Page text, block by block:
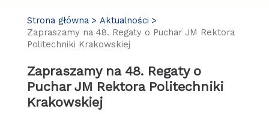
Strona główna
Aktualności
Zapraszamy na 48. Regaty o Puchar JM Rektora
Politechniki Krakowskiej
Zapraszamy na 48. Regaty o
Puchar JM Rektora Politechniki
Krakowskiej